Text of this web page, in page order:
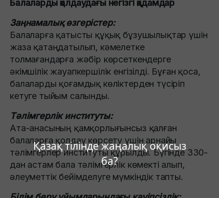
Қазақ тілінде жаңалық оқисыз
ба?
Балаларды қолдаудағы негізгі қадамдар
Заңнамалық өзгерістер:
Балаларға қатысты құқық бұзушылықтар үшін
жаза қатаңдатылып, кәмелетке
толмағандарға жәбір көрсеткендерге
әкімшілік жауапкершілік енгізілді. Бұған қоса,
балаларды қоғамдық көліктерден түсіріп
кетуге тыйым салынды.
Тәлімгерлік институты:
Ата-анасының қамқорлығынсыз қалған
балаларға қолдау көрсету үшін арнайы
тәлімгерлер институты құрылды. Бүгінде 330-
дан астам бала тәлімгерлік көмекті алып,
әлеуметтік бейімделуге мүмкіндік тапты.